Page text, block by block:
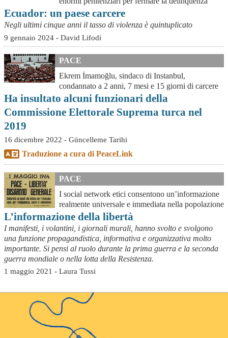
Ecuador: un paese carcere
Negli ultimi cinque anni il tasso di violenza è quintuplicato
9 gennaio 2024 - David Lifodi
PACE
Ekrem İmamoğlu, sindaco di Instanbul,
condannato a 2 anni, 7 mesi e 15 giorni di carcere
Ha insultato alcuni funzionari della
Commissione Elettorale Suprema turca nel
2019
16 dicembre 2022 - Güncelleme Tarihi
Traduzione a cura di PeaceLink
PACE
I social network etici consentono un’informazione
realmente universale e immediata nella popolazione
L’informazione della libertà
I manifesti, i volantini, i giornali murali, hanno svolto e svolgono
una funzione propagandistica, informativa e organizzativa molto
importante. Si pensi al ruolo durante la prima guerra e la seconda
guerra mondiale o nella lotta della Resistenza.
1 maggio 2021 - Laura Tussi